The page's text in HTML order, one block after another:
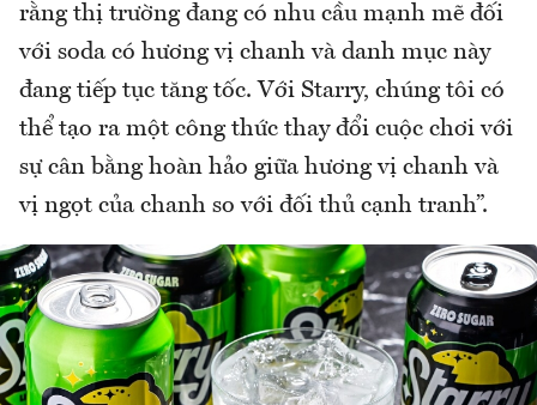
rằng thị trường đang có nhu cầu mạnh mẽ đối
với soda có hương vị chanh và danh mục này
đang tiếp tục tăng tốc. Với Starry, chúng tôi có
thể tạo ra một công thức thay đổi cuộc chơi với
sự cân bằng hoàn hảo giữa hương vị chanh và
vị ngọt của chanh so với đối thủ cạnh tranh”.